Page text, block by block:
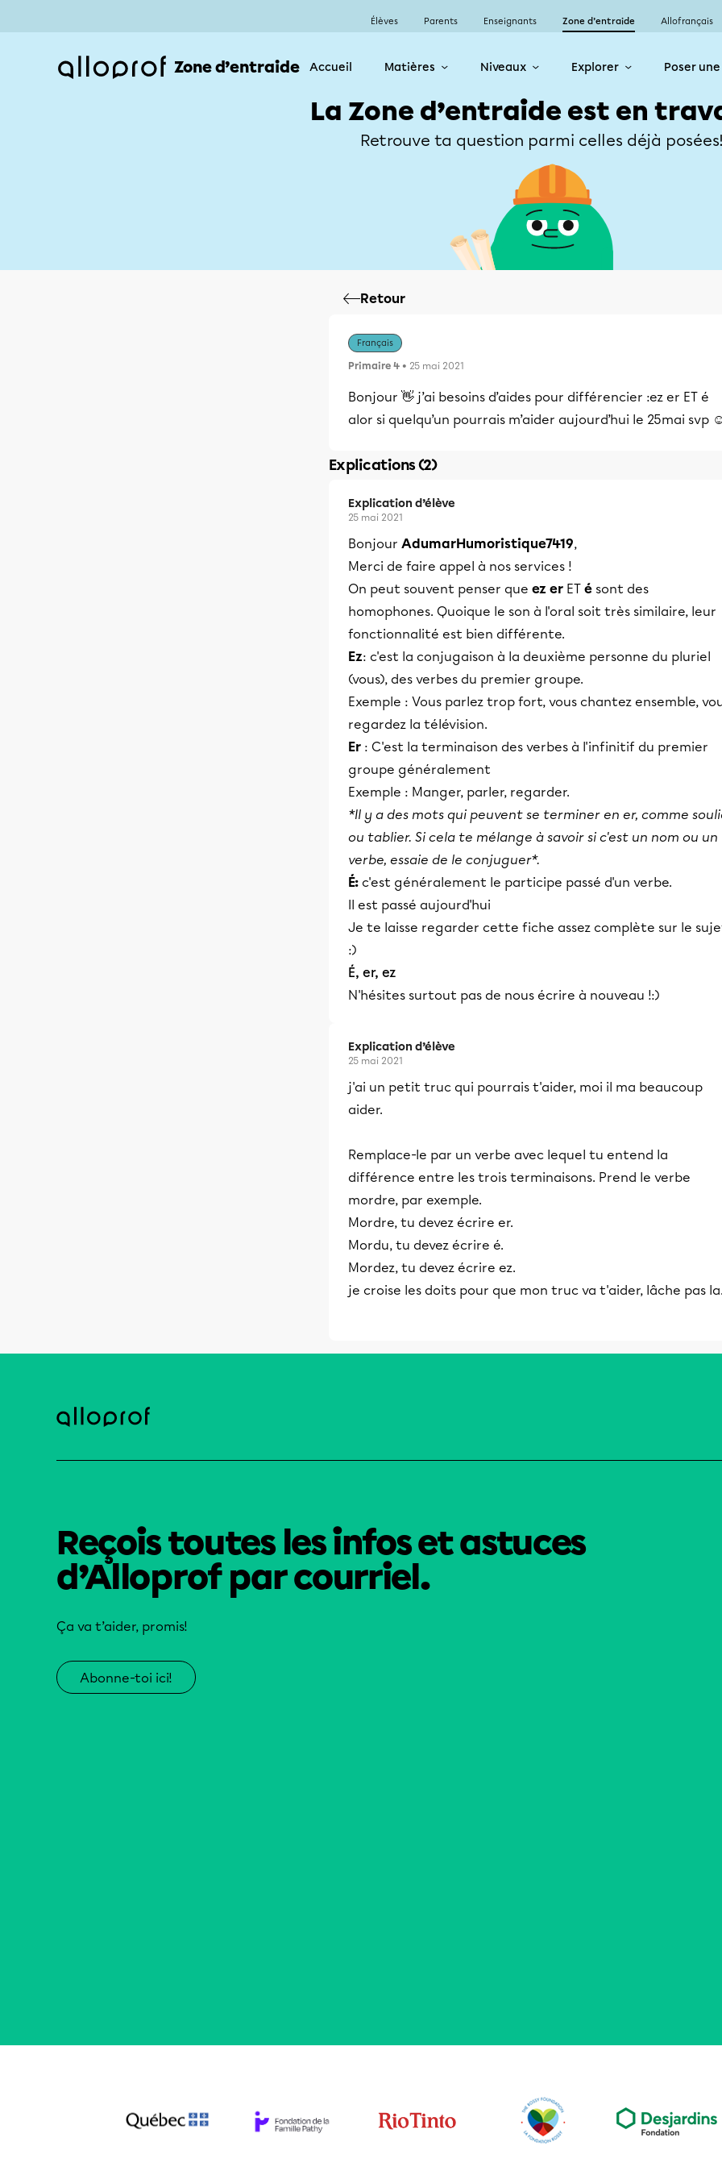
Élèves Parents Enseignants Zone d’entraide Allofrançais
Zone d’entraide Accueil Matières Niveaux Explorer Poser
La Zone d’entraide est en
Retrouve ta question parmi celles déjà
Retour
Français
Primaire 4 • 25 mai 2021
Bonjour 👋 j’ai besoins d’aides pour différencier :ez er ET é
alor si quelqu’un pourrais m’aider aujourd’hui le 25mai svp
Explications (2)
Explication d’élève
25 mai 2021
Bonjour AdumarHumoristique7419,
Merci de faire appel à nos services !
On peut souvent penser que ez er ET é sont des
homophones. Quoique le son à l'oral soit très similaire, leur
fonctionnalité est bien différente.
Ez: c'est la conjugaison à la deuxième personne du pluriel
(vous), des verbes du premier groupe.
Exemple : Vous parlez trop fort, vous chantez ensemble,
regardez la télévision.
Er : C'est la terminaison des verbes à l'infinitif du premier
groupe généralement
Exemple : Manger, parler, regarder.
*Il y a des mots qui peuvent se terminer en er, comme
ou tablier. Si cela te mélange à savoir si c'est un nom ou un
verbe, essaie de le conjuguer*.
É: c'est généralement le participe passé d'un verbe.
Il est passé aujourd'hui
Je te laisse regarder cette fiche assez complète sur le
:)
É, er, ez
N'hésites surtout pas de nous écrire à nouveau !:)
Explication d’élève
25 mai 2021
j'ai un petit truc qui pourrais t'aider, moi il ma beaucoup
aider.
Remplace-le par un verbe avec lequel tu entend la
différence entre les trois terminaisons. Prend le verbe
mordre, par exemple.
Mordre, tu devez écrire er.
Mordu, tu devez écrire é.
Mordez, tu devez écrire ez.
je croise les doits pour que mon truc va t'aider, lâche pas
Reçois toutes les infos et astuces
d’Alloprof par courriel.
Ça va t’aider, promis!
Abonne-toi ici!